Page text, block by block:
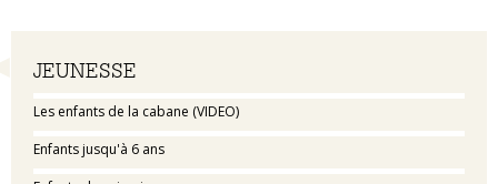
Navigation
JEUNESSE
Les enfants de la cabane (VIDEO)
Enfants jusqu'à 6 ans